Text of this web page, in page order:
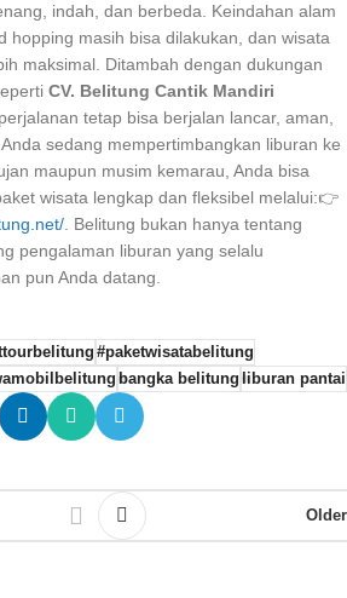
indah, dan berbeda. Keindahan alam
hopping masih bisa dilakukan, dan wisata
maksimal. Ditambah dengan dukungan
CV. Belitung Cantik Mandiri
perjalanan tetap bisa berjalan lancar, aman,
sedang mempertimbangkan liburan ke
maupun musim kemarau, Anda bisa
wisata lengkap dan fleksibel melalui:👉
. Belitung bukan hanya tentang
pengalaman liburan yang selalu
pun Anda datang.
#paketwisatabelitung
bangka belitung liburan pantai
Older